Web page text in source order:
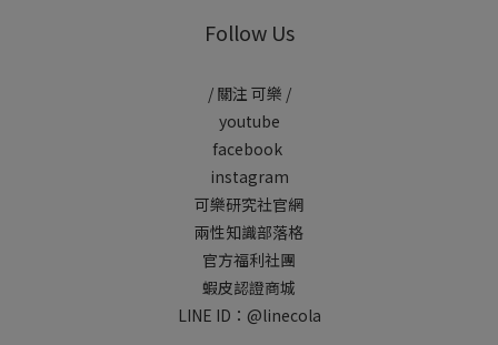
Follow Us
/ 關注 可樂 /
youtube
facebook
instagram
可樂研究社官網
兩性知識部落格
官方福利社團
蝦皮認證商城
LINE ID： @linecola